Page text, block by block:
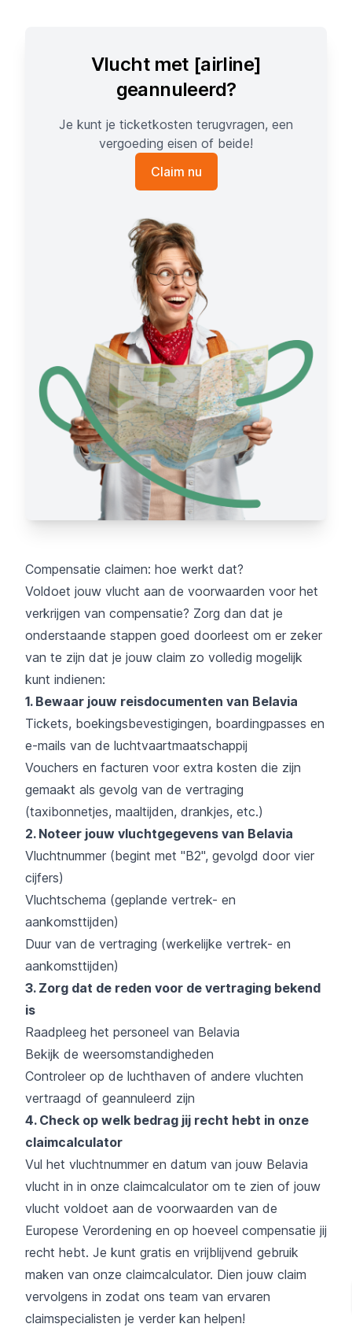
Vlucht met [airline]
geannuleerd?
Je kunt je ticketkosten terugvragen, een
vergoeding eisen of beide!
Claim nu
Compensatie claimen: hoe werkt dat?
Voldoet jouw vlucht aan de voorwaarden voor het
verkrijgen van compensatie? Zorg dan dat je
onderstaande stappen goed doorleest om er zeker
van te zijn dat je jouw claim zo volledig mogelijk
kunt indienen:
1. Bewaar jouw reisdocumenten van Belavia
Tickets, boekingsbevestigingen, boardingpasses en
e-mails van de luchtvaartmaatschappij
Vouchers en facturen voor extra kosten die zijn
gemaakt als gevolg van de vertraging
(taxibonnetjes, maaltijden, drankjes, etc.)
2. Noteer jouw vluchtgegevens van Belavia
Vluchtnummer (begint met "B2", gevolgd door vier
cijfers)
Vluchtschema (geplande vertrek- en
aankomsttijden)
Duur van de vertraging (werkelijke vertrek- en
aankomsttijden)
3. Zorg dat de reden voor de vertraging bekend
is
Raadpleeg het personeel van Belavia
Bekijk de weersomstandigheden
Controleer op de luchthaven of andere vluchten
vertraagd of geannuleerd zijn
4. Check op welk bedrag jij recht hebt in onze
claimcalculator
Vul het vluchtnummer en datum van jouw Belavia
vlucht in in onze claimcalculator om te zien of jouw
vlucht voldoet aan de voorwaarden van de
Europese Verordening en op hoeveel compensatie jij
recht hebt. Je kunt gratis en vrijblijvend gebruik
maken van onze claimcalculator. Dien jouw claim
vervolgens in zodat ons team van ervaren
claimspecialisten je verder kan helpen!